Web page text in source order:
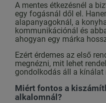
A mentes étkezésnél a
egy fogásnál dől el.
alapanyagoknál, a
kommunikációnál és
ahogyan egy márka
Ezért érdemes az első
megnézni, mit lehet
gondolkodás áll a kínálat
Miért fontos a
alkalomnál?